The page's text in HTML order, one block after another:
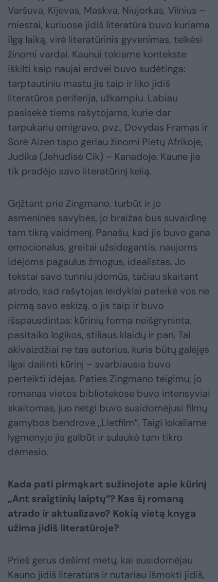
Varšuva, Kijevas, Maskva, Niujorkas, Vilnius –
miestai, kuriuose jidiš literatūra buvo kuriama
ilgą laiką, virė literatūrinis gyvenimas, telkėsi
žinomi vardai. Kaunui tokiame kontekste
iškilti kaip naujai erdvei buvo sudėtinga:
tarptautiniu mastu jis taip ir liko jidiš
literatūros periferija, užkampiu. Labiau
pasisekė tiems rašytojams, kurie dar
tarpukariu emigravo, pvz., Dovydas Framas ir
Sorė Aizen tapo geriau žinomi Pietų Afrikoje,
Judika (Jehudisė Cik) – Kanadoje. Kaune jie
tik pradėjo savo literatūrinį kelią.
Grįžtant prie Zingmano, turbūt ir jo
asmeninės savybės, jo braižas bus suvaidinę
tam tikrą vaidmenį. Panašu, kad jis buvo gana
emocionalus, greitai užsidegantis, naujoms
idėjoms pagaulus žmogus, idealistas. Jo
tekstai savo turiniu įdomūs, tačiau skaitant
atrodo, kad rašytojas leidyklai pateikė vos ne
pirmą savo eskizą, o jis taip ir buvo
išspausdintas: kūrinių forma neišgryninta,
pasitaiko logikos, stiliaus klaidų ir pan. Tai
akivaizdžiai ne tas autorius, kuris būtų galėjęs
ilgai dailinti kūrinį – svarbiausia buvo
perteikti idėjas. Paties Zingmano teigimu, jo
romanas vietos bibliotekose buvo intensyviai
skaitomas, juo netgi buvo susidomėjusi filmų
gamybos bendrovė „Lietfilm“. Taigi lokaliame
lygmenyje jis galbūt ir sulaukė tam tikro
dėmesio.
Kada pati pirmąkart sužinojote apie kūrinį
„Ant sraigtinių laiptų“? Kas šį romaną
atrado ir aktualizavo? Kokią vietą knyga
užima jidiš literatūroje?
Prieš gerus dešimt metų, kai susidomėjau
Kauno jidiš literatūra ir nutariau išmokti jidiš,